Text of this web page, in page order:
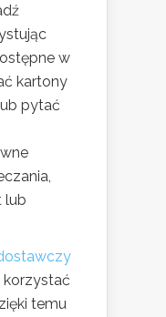
w
kartony
pytać
lub
temu